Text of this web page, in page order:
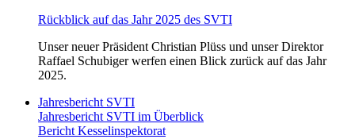
Rückblick auf das Jahr 2025 des SVTI
Unser neuer Präsident Christian Plüss und unser Direktor
Raffael Schubiger werfen einen Blick zurück auf das Jahr
2025.
Jahresbericht SVTI
Jahresbericht SVTI im Überblick
Bericht Kesselinspektorat